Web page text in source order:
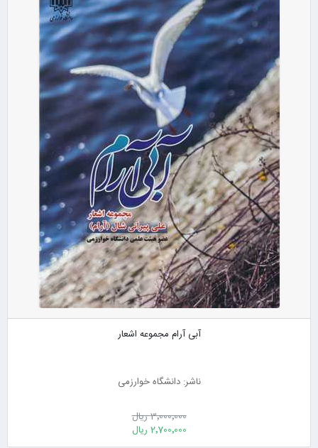
آبی آرام مجموعه اشعار
ناشر: دانشگاه خوارزمی
3٬000٬000 ریال
2٬700٬000 ریال